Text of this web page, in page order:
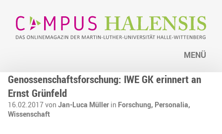
MENÜ
Genossenschaftsforschung: IWE GK erinnert an
Ernst Grünfeld
16.02.2017 von Jan-Luca Müller in Forschung, Personalia,
Wissenschaft